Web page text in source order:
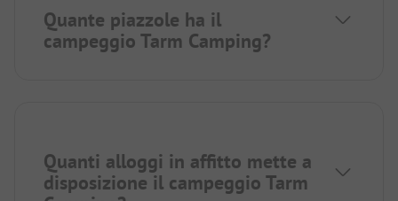
Quante piazzole ha il
campeggio Tarm Camping?
Quanti alloggi in affitto mette a
disposizione il campeggio Tarm